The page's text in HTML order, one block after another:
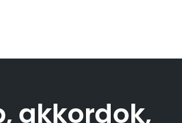
akkordok,